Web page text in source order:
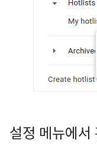
설정 메뉴에서